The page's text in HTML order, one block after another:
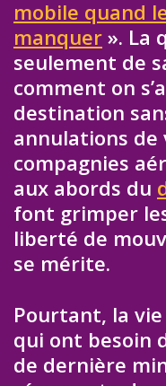
mobile quand
manquer ». La
seulement de
comment on
destination
annulations de
compagnies
aux abords du
font grimper
liberté de
se mérite.
Pourtant, la
qui ont besoin
de dernière